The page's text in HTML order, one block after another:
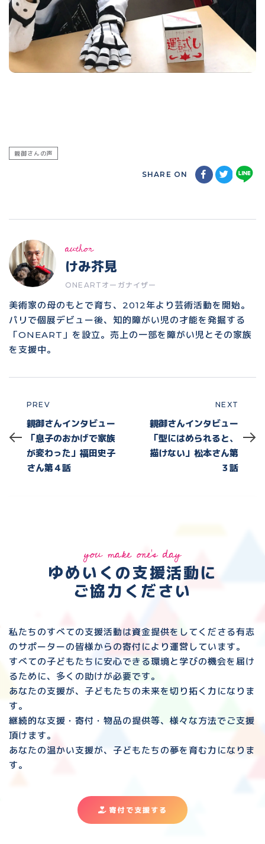
親御さんの声
SHARE ON
author
けみ芥見
ONEARTオーガナイザー
美術家の母のもとで育ち、2012年より芸術活動を開始。
パリで個展デビュー後、知的障がい児の才能を発掘する
「ONEART」を設立。売上の一部を障がい児とその家族
を支援中。
Prev
PREV
親御さんインタビュー
「息子のおかげで家族
が変わった」福田史子
さん第４話
NEXT
親御さんインタビュー
「型にはめられると、
描けない」松本さん第
３話
you make one's day
ゆめいくの支援活動に
ご協力ください
私たちのすべての支援活動は資金提供をしてくださる有志
のサポーターの皆様からの寄付により運営しています。
すべての子どもたちに安心できる環境と 学びの機会を届け
るために、多くの助けが必要です。
あなたの支援が、子どもたちの未来を切り拓く力になりま
す。
継続的な支援・寄付・物品の提供等、様々な方法でご支援
頂けます。
あなたの温かい支援が、子どもたちの夢を育む力になりま
す。
寄付で支援する